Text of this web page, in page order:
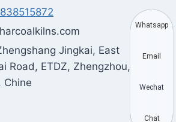
Jingkai, East
Road, ETDZ, Zhengzhou,
Chine
Whatsapp
Email
Wechat
Chat